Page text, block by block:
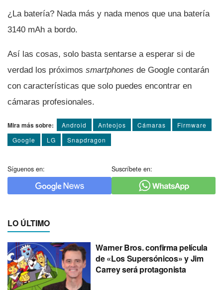
¿La baterí­a? Nada más y nada menos que una baterí­a
3140 mAh a bordo.
Así­ las cosas, solo basta sentarse a esperar si de
verdad los próximos smartphones de Google contarán
con caracterí­sticas que solo puedes encontrar en
cámaras profesionales.
Mira más sobre: Android Anteojos Cámaras
Firmware
Google
LG Snapdragon
Síguenos en: Suscríbete en:
LO ÚLTIMO
Warner Bros. confirma película
de «Los Supersónicos» y Jim
Carrey será protagonista